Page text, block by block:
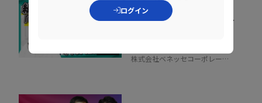
キャリア迷子を防ぐ！組
株式会社ベネッセコーポレーシ
ログイン